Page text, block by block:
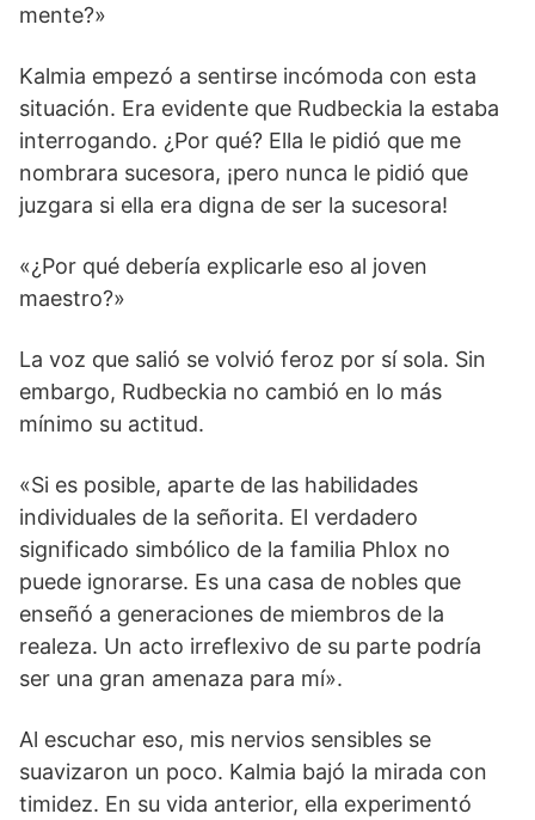
mente?»
Kalmia empezó a sentirse incómoda con esta
situación. Era evidente que Rudbeckia la estaba
interrogando. ¿Por qué? Ella le pidió que me
nombrara sucesora, ¡pero nunca le pidió que
juzgara si ella era digna de ser la sucesora!
«¿Por qué debería explicarle eso al joven
maestro?»
La voz que salió se volvió feroz por sí sola. Sin
embargo, Rudbeckia no cambió en lo más
mínimo su actitud.
«Si es posible, aparte de las habilidades
individuales de la señorita. El verdadero
significado simbólico de la familia Phlox no
puede ignorarse. Es una casa de nobles que
enseñó a generaciones de miembros de la
realeza. Un acto irreflexivo de su parte podría
ser una gran amenaza para mí».
Al escuchar eso, mis nervios sensibles se
suavizaron un poco. Kalmia bajó la mirada con
timidez. En su vida anterior, ella experimentó